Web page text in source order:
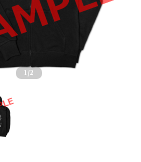
1 /2